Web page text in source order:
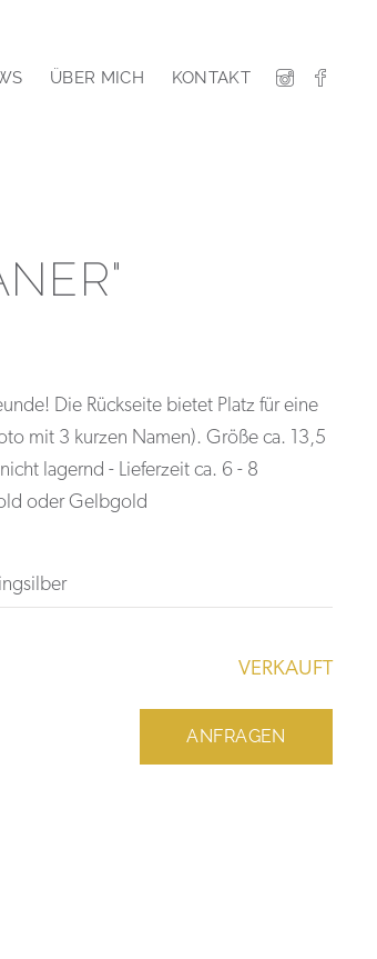
ÜBER MICH KONTAKT
Die Rückseite bietet Platz für eine
mit 3 kurzen Namen). Größe ca. 13,5
lagernd - Lieferzeit ca. 6 - 8
oder Gelbgold
VERKAUFT
ANFRAGEN